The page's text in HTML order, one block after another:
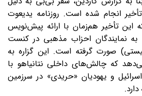
انجام شده‌ است. روزنامه یدیعوت
این تأخیر هم‌زمان با ارائه پیش‌نویس
به نمایندگان احزاب مذهبی در کنست
صورت گرفته است. این گزاره به
که چالش‌های داخلی نتانیاهو با
و یهودیان «حریدی» در سرزمین